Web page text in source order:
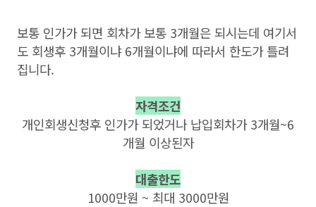
보통 인가가 되면 회차가 보통 3개월은 되시는데 여기서
도 회생후 3개월이냐 6개월이냐에 따라서 한도가 틀려
집니다.
자격조건
개인회생신청후 인가가 되었거나 납입회차가 3개월~6
개월 이상된자
대출한도
1000만원 ~ 최대 3000만원